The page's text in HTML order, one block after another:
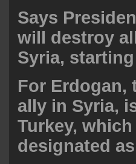
Says
will destroy
Syria,
For Erdogan,
ally in Syria,
Turkey,
designated